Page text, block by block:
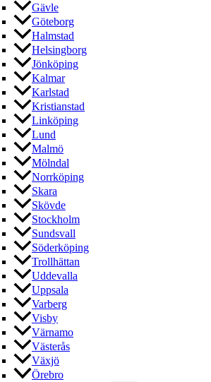
Gävle
Göteborg
Halmstad
Helsingborg
Jönköping
Kalmar
Karlstad
Kristianstad
Linköping
Lund
Malmö
Mölndal
Norrköping
Skara
Skövde
Stockholm
Sundsvall
Söderköping
Trollhättan
Uddevalla
Uppsala
Varberg
Visby
Värnamo
Västerås
Växjö
Örebro